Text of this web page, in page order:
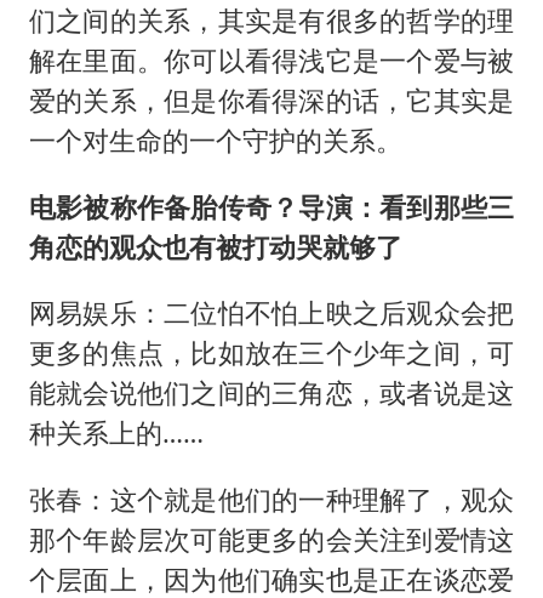
们之间的关系，其实是有很多的哲学的理
解在里面。你可以看得浅它是一个爱与被
爱的关系，但是你看得深的话，它其实是
一个对生命的一个守护的关系。
电影被称作备胎传奇？导演：看到那些三
角恋的观众也有被打动哭就够了
网易娱乐：二位怕不怕上映之后观众会把
更多的焦点，比如放在三个少年之间，可
能就会说他们之间的三角恋，或者说是这
种关系上的……
张春：这个就是他们的一种理解了，观众
那个年龄层次可能更多的会关注到爱情这
个层面上，因为他们确实也是正在谈恋爱